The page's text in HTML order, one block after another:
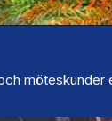
möteskunder